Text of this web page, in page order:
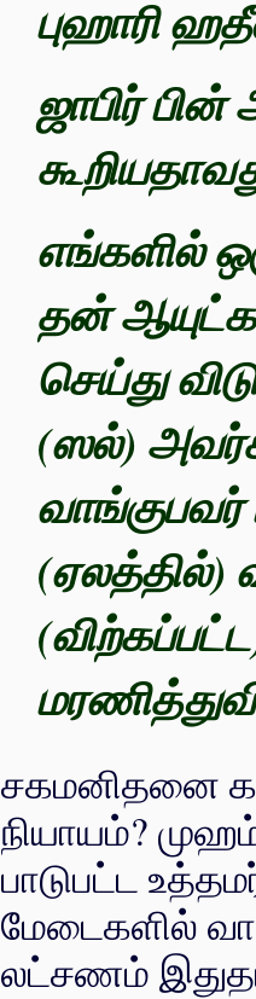
புஹாரி
ஜாபிர்
எங்களில்
தன்
செய்து
(ஸல்)
(ஏலத்தில்)
சகமனிதனை
நியாயம்?
பாடுபட்ட
மேடைகளில்
லட்சணம்